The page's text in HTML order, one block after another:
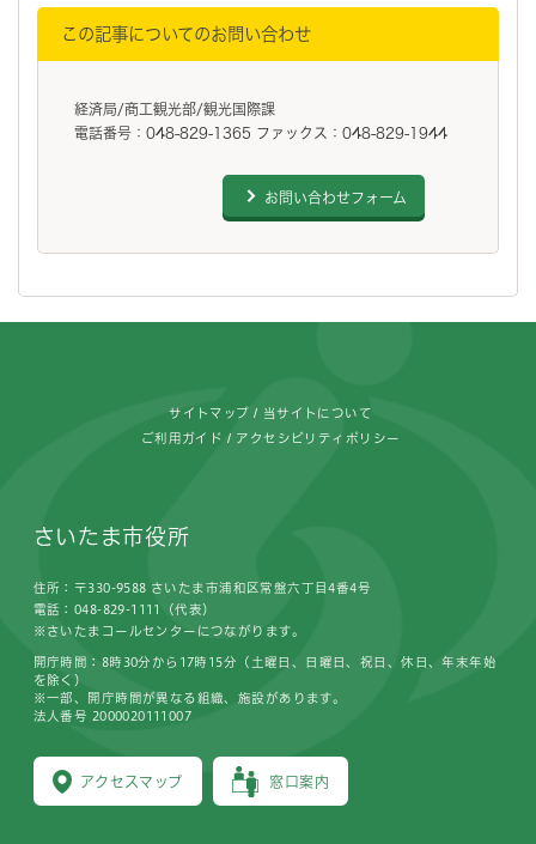
この記事についてのお問い合わせ
経済局/商工観光部/観光国際課
電話番号：048-829-1365 ファックス：048-829-1944
お問い合わせフォーム
サイトマップ 当サイトについて
ご利用ガイド アクセシビリティポリシー
さいたま市役所
住所：〒330-9588 さいたま市浦和区常盤六丁目4番4号
電話：048-829-1111（代表）
※さいたまコールセンターにつながります。
アクセスマップ 窓口案内
開庁時間：8時30分から17時15分（土曜日、日曜日、祝日、休日、年末年始
を除く）
※一部、開庁時間が異なる組織、施設があります。
法人番号 2000020111007